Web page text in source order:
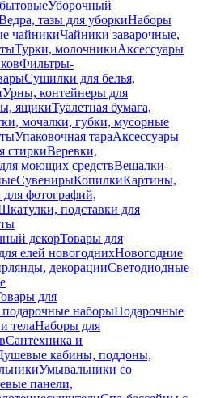
Уборочный
тазы для уборкиНаборы
чайникиЧайники заварочные,
Турки, молочникиАксессуары
Фильтры-
Сушилки для белья,
Урны, контейнеры для
ящикиТуалетная бумага,
мочалки, губки, мусорные
Упаковочная тараАксессуары
стиркиВеревки,
моющих средствВешалки-
СувенирыКопилкиКартины,
фотографий,
подставки для
декорТовары для
елей новогоднихНовогодние
декорацииСветодиодные
для
наборыПодарочные
телаНаборы для
Сантехника и
кабины, поддоны,
Умывальники со
панели,